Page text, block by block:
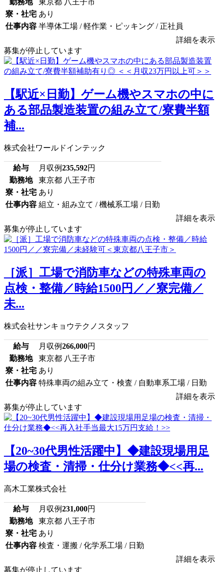
勤務地
東京都 八王子市
寮・社宅 あり
仕事内容 半導体工場 / 軽作業・ピッキング / 正社員
詳細を表示
募集が停止しています
【駅近×日勤】ゲーム機やスマホの中に
ある部品製造装置の組み立て/寮費半額
補...
株式会社ワールドインテック
給与 月収例235,592円
勤務地
東京都 八王子市
寮・社宅 あり
仕事内容 組立・組み立て / 機械系工場 / 日勤
詳細を表示
募集が停止しています
［派］工場で消防車などの特殊車両の
点検・整備／時給1500円／／寮完備／
未...
株式会社サンキョウテクノスタッフ
給与 月収例266,000円
勤務地
東京都 八王子市
寮・社宅 あり
仕事内容 特殊車両の組み立て・検査 / 自動車系工場 / 日勤
詳細を表示
募集が停止しています
【20~30代男性活躍中】◆建設現場用足
場の検査・清掃・仕分け業務◆<<再...
高木工業株式会社
給与 月収例231,000円
勤務地
東京都 八王子市
寮・社宅 あり
仕事内容 検査・運搬 / 化学系工場 / 日勤
詳細を表示
募集が停止しています